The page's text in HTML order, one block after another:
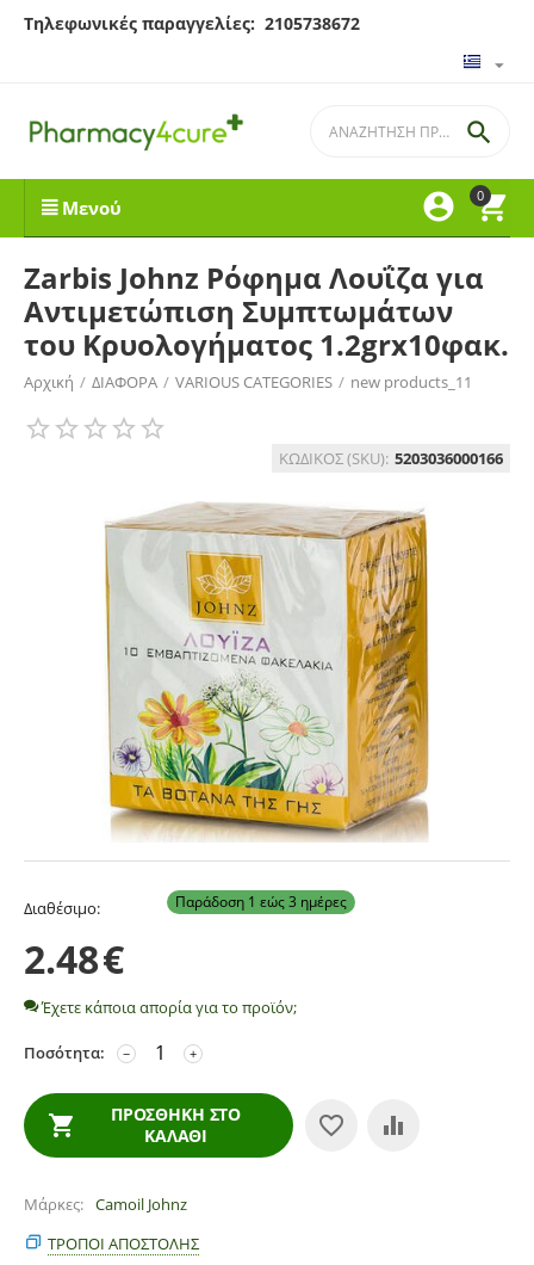
Τηλεφωνικές παραγγελίες: 2105738672
0



Μενού
Zarbis Johnz Ρόφημα Λουΐζα για
Αντιμετώπιση Συμπτωμάτων
του Κρυολογήματος 1.2grx10φακ.
Αρχική / ΔΙΑΦΟΡΑ / VARIOUS CATEGORIES / new products_11
ΚΩΔΙΚΟΣ (SKU): 5203036000166
Διαθέσιμο: Παράδοση 1 εώς 3 ημέρες
2.48€
Έχετε κάποια απορία για το προϊόν;
Ποσότητα: +
−
ΠΡΟΣΘΉΚΗ ΣΤΟ
ΚΑΛΆΘΙ
Μάρκες
Camoil Johnz
ΤΡΌΠΟΙ ΑΠΟΣΤΟΛΉΣ